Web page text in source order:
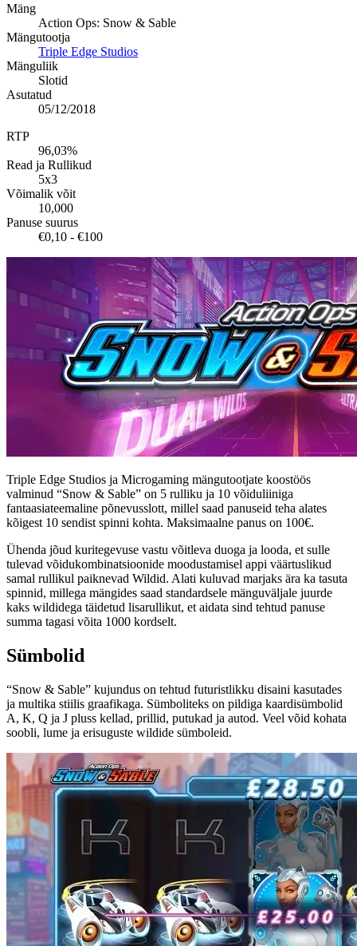
Mäng
Action Ops: Snow & Sable
Mängutootja
Triple Edge Studios
Mänguliik
Slotid
Asutatud
05/12/2018
RTP
96,03%
Read ja Rullikud
5x3
Võimalik võit
10,000
Panuse suurus
€0,10 - €100
Triple Edge Studios ja Microgaming mängutootjate koostöös
valminud “Snow & Sable” on 5 rulliku ja 10 võiduliiniga
fantaasiateemaline põnevusslott, millel saad panuseid teha alates
kõigest 10 sendist spinni kohta. Maksimaalne panus on 100€.
Ühenda jõud kuritegevuse vastu võitleva duoga ja looda, et sulle
tulevad võidukombinatsioonide moodustamisel appi väärtuslikud
samal rullikul paiknevad Wildid. Alati kuluvad marjaks ära ka tasuta
spinnid, millega mängides saad standardsele mänguväljale juurde
kaks wildidega täidetud lisarullikut, et aidata sind tehtud panuse
summa tagasi võita 1000 kordselt.
Sümbolid
“Snow & Sable” kujundus on tehtud futuristlikku disaini kasutades
ja multika stiilis graafikaga. Sümboliteks on pildiga kaardisümbolid
A, K, Q ja J pluss kellad, prillid, putukad ja autod. Veel võid kohata
soobli, lume ja erisuguste wildide sümboleid.